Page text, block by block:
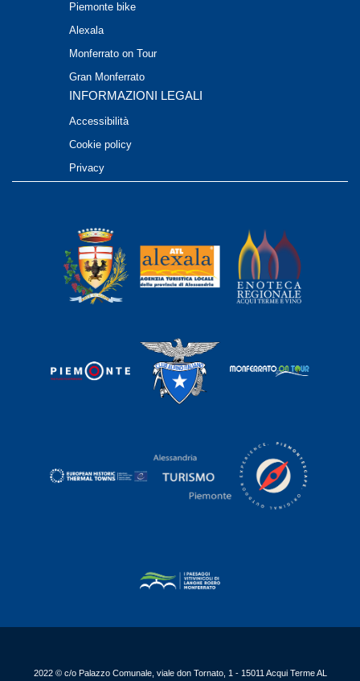
Piemonte bike
Alexala
Monferrato on Tour
Gran Monferrato
INFORMAZIONI LEGALI
Accessibilità
Cookie policy
Privacy
2022 © c/o Palazzo Comunale, viale don Tornato, 1 - 15011 Acqui Terme AL